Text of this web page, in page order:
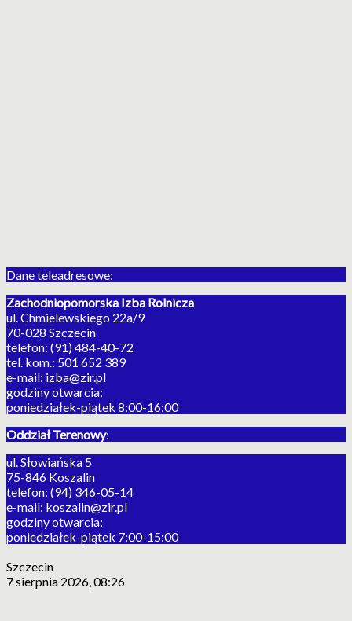
Dane teleadresowe:
Zachodniopomorska Izba Rolnicza
ul. Chmielewskiego 22a/9
70-028 Szczecin
telefon: (91) 484-40-72
tel. kom.: 501 652 389
e-mail: izba@zir.pl
godziny otwarcia:
poniedziałek-piątek 8:00-16:00
Oddział Terenowy:
ul. Słowiańska 5
75-846 Koszalin
telefon: (94) 346-05-14
e-mail: koszalin@zir.pl
godziny otwarcia:
poniedziałek-piątek 7:00-15:00
Szczecin
7 sierpnia 2026, 08:26